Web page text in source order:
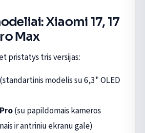
Xiaomi 17, 17
Max
pristatys tris versijas:
modelis su 6,3" OLED
(su papildomais kameros
ir antriniu ekranu gale)